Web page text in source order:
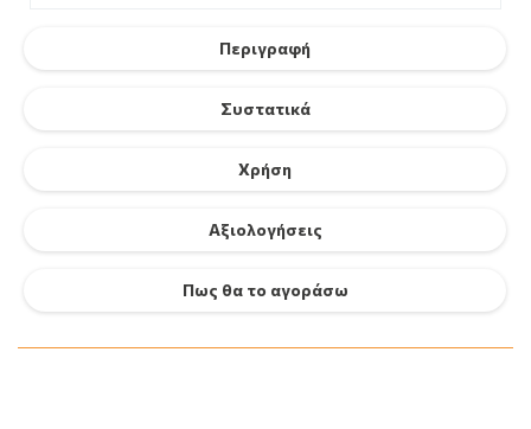
Περιγραφή
Συστατικά
Χρήση
Αξιολογήσεις
Πως θα το αγοράσω